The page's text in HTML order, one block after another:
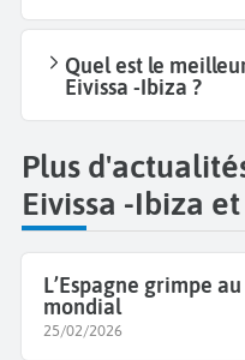
Quel est le
Eivissa -Ibiza ?
Plus
Eivissa -Ibiza
L’Espagne grimpe
mondial
25/02/2026